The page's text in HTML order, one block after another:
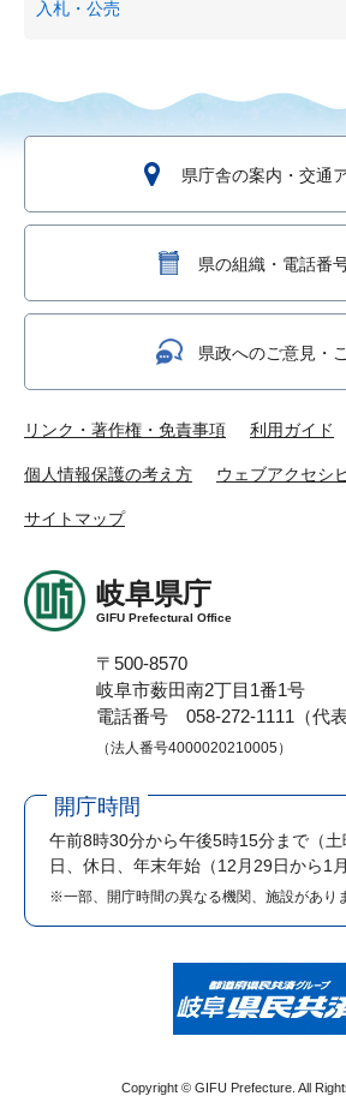
入札・公売
県庁舎の案内・交通
県の組織・電話番
県政へのご意見・
リンク・著作権・免責事項 利用ガイド
個人情報保護の考え方 ウェブアクセシ
サイトマップ
岐阜県庁
GIFU Prefectural Office
〒500-8570
岐阜市薮田南2丁目1番1号
電話番号 058-272-1111（代表
（法人番号4000020210005）
開庁時間
午前8時30分から午後5時15分まで （
日、休日、年末年始（12月29日から1
※一部、開庁時間の異なる機関、施設があり
Copyright © GIFU Prefecture. All